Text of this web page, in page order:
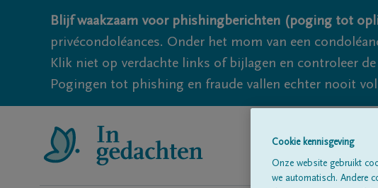
Blijf waakzaam voor phishingberichten (poging tot
privécondoléances. Onder het mom van een
Klik niet op verdachte links of bijlagen en controleer
Pogingen tot phishing en fraude vallen echter nooit
Cookie kennisgeving
Onze website gebruikt
we automatisch. Andere